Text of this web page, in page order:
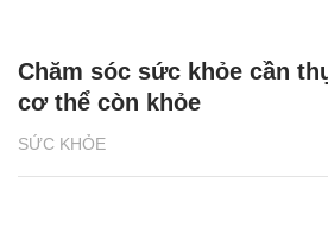
SỨC KHỎE
Chăm sóc sức khỏe cần
cơ thể còn khỏe